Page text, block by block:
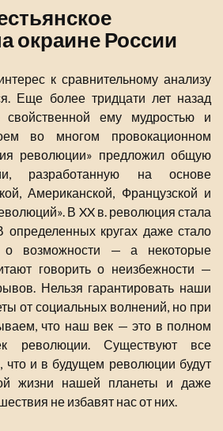
окраине России
к сравнительному анализу
Еще более тридцати лет назад
ему мудростью и
во многом провокационном
революции» предложил общую
разработанную на основе
Американской, Французской и
В XX в. революция стала
кругах даже стало
о возможности — а некоторые
говорить о неизбежности —
Нельзя гарантировать наши
от социальных волнений, но при
что наш век — это в полном
революции. Существуют все
что и в будущем революции будут
жизни нашей планеты и даже
не избавят нас от них.